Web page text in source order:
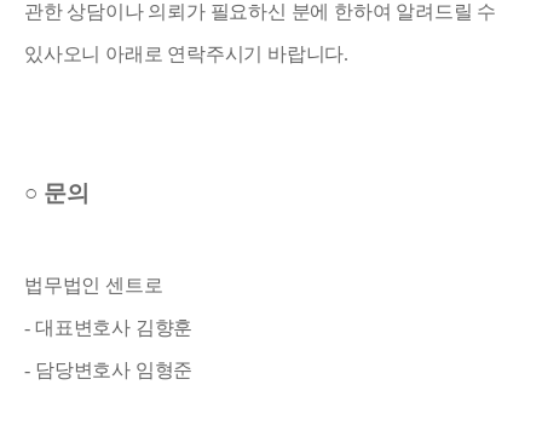
관한 상담이나 의뢰가 필요하신 분에 한하여 알려드릴 수
있사오니 아래로 연락주시기 바랍니다.
○ 문의
법무법인 센트로
- 대표변호사 김향훈
- 담당변호사 임형준